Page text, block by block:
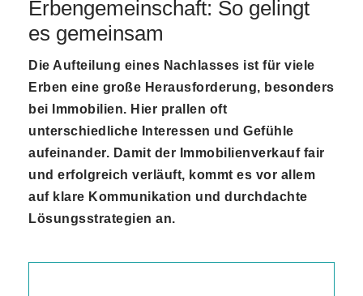
Erbengemeinschaft: So gelingt
es gemeinsam
Die Aufteilung eines Nachlasses ist für viele
Erben eine große Herausforderung, besonders
bei Immobilien. Hier prallen oft
unterschiedliche Interessen und Gefühle
aufeinander. Damit der Immobilienverkauf fair
und erfolgreich verläuft, kommt es vor allem
auf klare Kommunikation und durchdachte
Lösungsstrategien an.